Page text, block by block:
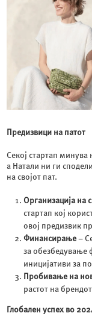
Предизвици на патот
Секој стартап
а Натали ни ги
на својот пат.
Организација на
стартап кој
овој предизвик
Финансирање–
за обезбедување
иницијативи за
Пробивање на
растот на
Глобален успех во